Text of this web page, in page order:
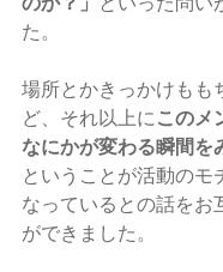
た。
場所とかきっかけもも
ど、それ以上にこのメ
なにかが変わる瞬間を
ということが活動のモ
なっているとの話をお
ができました。